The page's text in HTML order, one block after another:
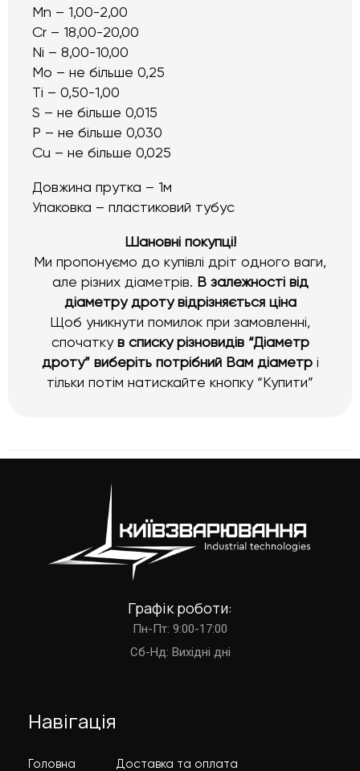
Mn – 1,00-2,00
Cr – 18,00-20,00
Ni – 8,00-10,00
Mo – не більше 0,25
Ti – 0,50-1,00
S – не більше 0,015
Р – не більше 0,030
Cu – не більше 0,025
Довжина прутка – 1м
Упаковка – пластиковий тубус
Шановні покупці!
Ми пропонуємо до купівлі дріт одного ваги,
але різних діаметрів. В залежності від
діаметру дроту відрізняється ціна
Щоб уникнути помилок при замовленні,
спочатку в списку різновидів “Діаметр
дроту” виберіть потрібний Вам діаметрі
тільки потім натискайте кнопку “Купити”
Графік роботи:
Пн-Пт: 9:00-17:00
Cб-Нд: Вихідні дні
Навігація
Головна Доставка та оплата